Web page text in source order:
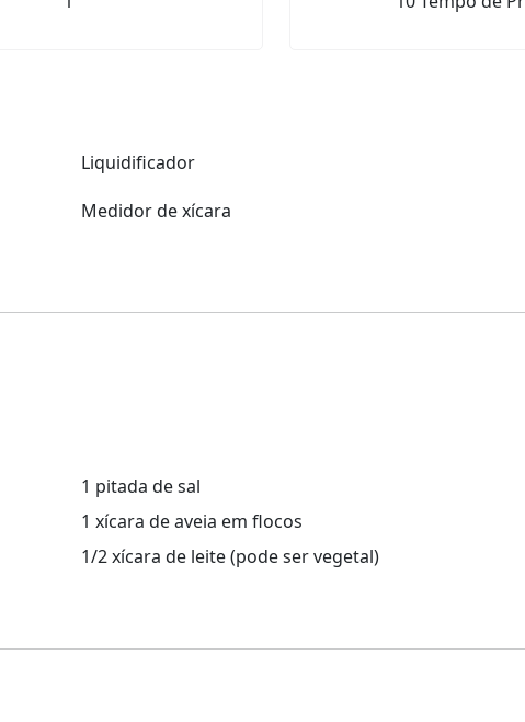
Liquidificador
Medidor de xícara
1 pitada de sal
1 xícara de aveia em flocos
1/2 xícara de leite (pode ser vegetal)